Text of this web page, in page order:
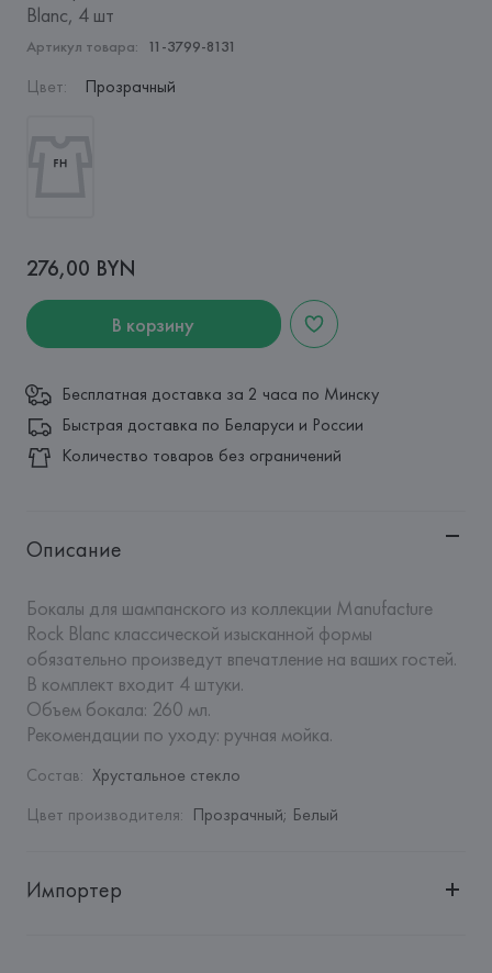
Blanc, 4 шт
Артикул товара: 11-3799-8131
Цвет: Прозрачный
276,00 BYN
В корзину
Бесплатная доставка за 2 часа по Минску
Быстрая доставка по Беларуси и России
Количество товаров без ограничений
Описание
Бокалы для шампанского из коллекции Manufacture
Rock Blanc классической изысканной формы
обязательно произведут впечатление на ваших гостей.
В комплект входит 4 штуки.
Объем бокала: 260 мл.
Рекомендации по уходу: ручная мойка.
Состав: Хрустальное стекло
Цвет производителя: Прозрачный; Белый
Импортер